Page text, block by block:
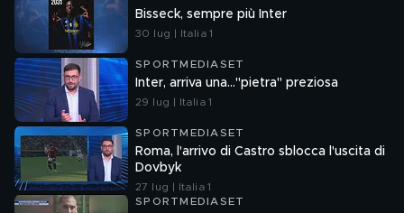
Bisseck, sempre più Inter
30 lug | Italia 1
SPORTMEDIASET
Inter, arriva una..."pietra" preziosa
29 lug | Italia 1
SPORTMEDIASET
Roma, l'arrivo di Castro sblocca l'uscita di
Dovbyk
27 lug | Italia 1
SPORTMEDIASET